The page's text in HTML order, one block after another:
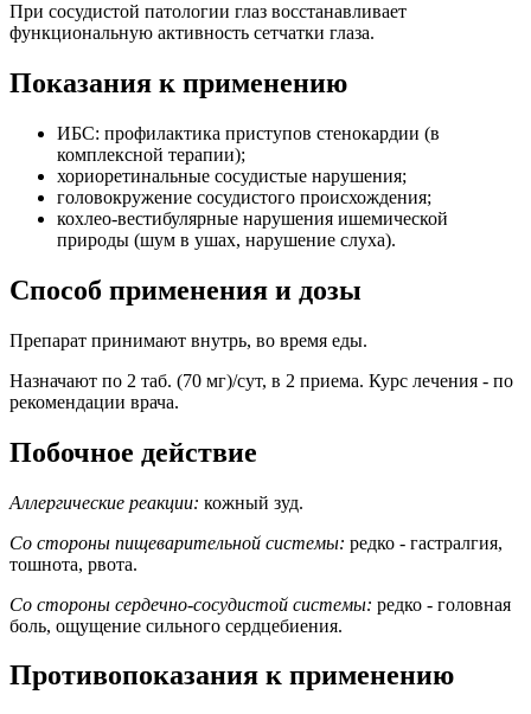
При сосудистой патологии глаз восстанавливает
функциональную активность сетчатки глаза.
Показания к применению
ИБС: профилактика приступов стенокардии (в
комплексной терапии);
хориоретинальные сосудистые нарушения;
головокружение сосудистого происхождения;
кохлео-вестибулярные нарушения ишемической
природы (шум в ушах, нарушение слуха).
Способ применения и дозы
Препарат принимают внутрь, во время еды.
Назначают по 2 таб. (70 мг)/сут, в 2 приема. Курс лечения - по
рекомендации врача.
Побочное действие
Аллергические реакции: кожный зуд.
Со стороны пищеварительной системы: редко - гастралгия,
тошнота, рвота.
Со стороны сердечно-сосудистой системы: редко - головная
боль, ощущение сильного сердцебиения.
Противопоказания к применению